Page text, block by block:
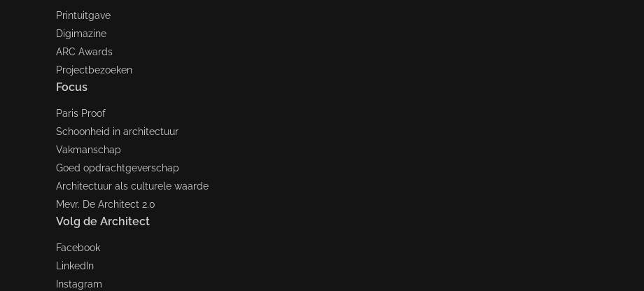
Printuitgave
Digimazine
ARC Awards
Projectbezoeken
Focus
Paris Proof
Schoonheid in architectuur
Vakmanschap
Goed opdrachtgeverschap
Architectuur als culturele waarde
Mevr. De Architect 2.0
Volg de Architect
Facebook
LinkedIn
Instagram